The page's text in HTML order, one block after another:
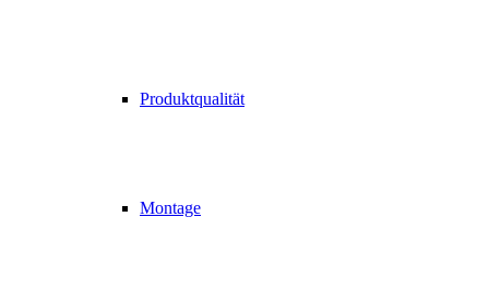
Produktqualität
Montage